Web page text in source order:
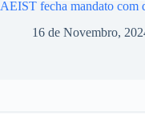
AEIST fecha mandato com
16 de Novembro,